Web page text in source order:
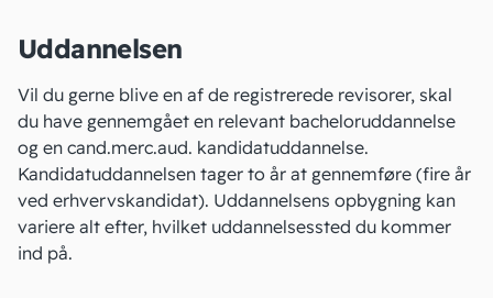
Uddannelsen
Vil du gerne blive en af de registrerede revisorer, skal
du have gennemgået en relevant bacheloruddannelse
og en cand.merc.aud. kandidatuddannelse.
Kandidatuddannelsen tager to år at gennemføre (fire år
ved erhvervskandidat). Uddannelsens opbygning kan
variere alt efter, hvilket uddannelsessted du kommer
ind på.